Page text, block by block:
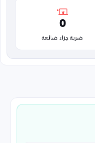
0
ضربة جزاء ضائعة